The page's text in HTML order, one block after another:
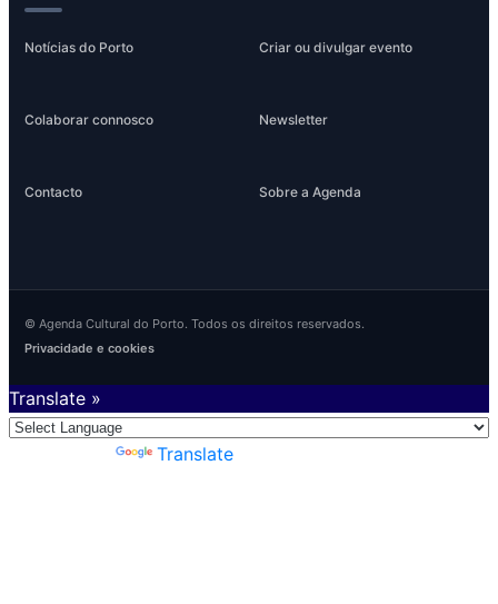
Notícias do Porto Criar ou divulgar evento
Colaborar connosco Newsletter
Contacto Sobre a Agenda
© Agenda Cultural do Porto. Todos os direitos reservados.
Privacidade e cookies
Translate »
Translate